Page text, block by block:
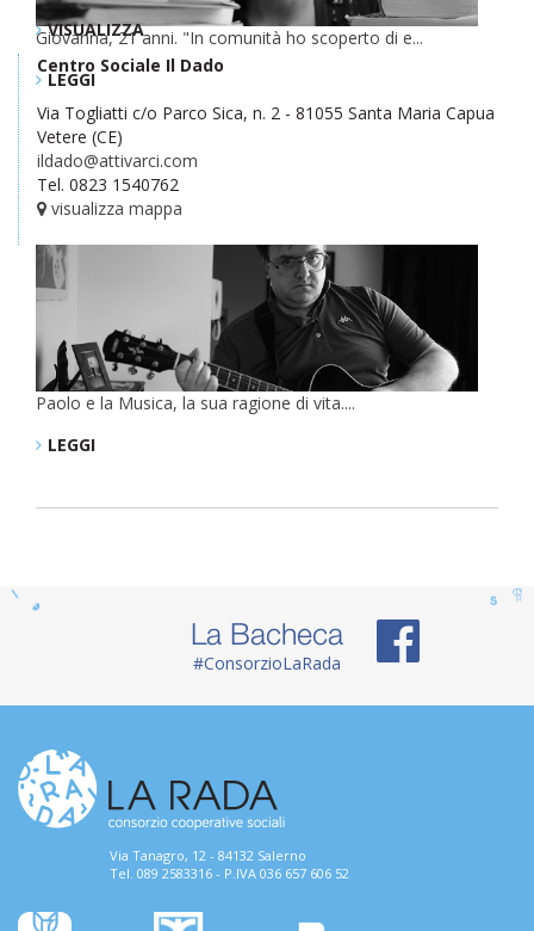
Giovanna, 21 anni. "In comunità ho scoperto di e...
LEGGI
VISUALIZZA
Centro Sociale Il Dado
Via Togliatti c/o Parco Sica, n. 2 - 81055 Santa Maria Capua
Vetere (CE)
ildado@attivarci.com
Tel. 0823 1540762
visualizza mappa
Paolo e la Musica, la sua ragione di vita....
LEGGI
La Bacheca
#ConsorzioLaRada
Via Tanagro, 12 - 84132 Salerno
Tel. 089 2583316 - P.IVA 036 657 606 52